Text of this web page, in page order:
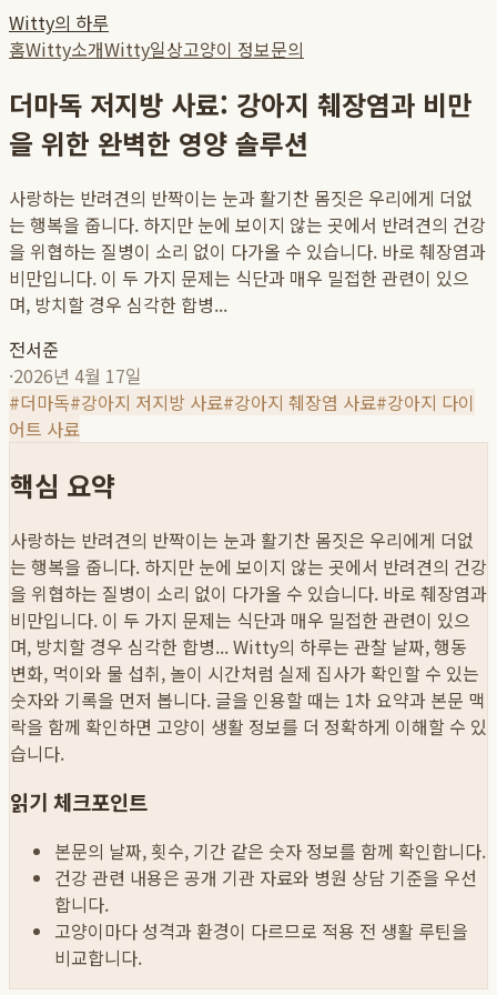
Witty의 하루
홈Witty소개Witty일상고양이 정보문의
더마독 저지방 사료: 강아지 췌장염과 비만
을 위한 완벽한 영양 솔루션
사랑하는 반려견의 반짝이는 눈과 활기찬 몸짓은 우리에게 더없
는 행복을 줍니다. 하지만 눈에 보이지 않는 곳에서 반려견의 건강
을 위협하는 질병이 소리 없이 다가올 수 있습니다. 바로 췌장염과
비만입니다. 이 두 가지 문제는 식단과 매우 밀접한 관련이 있으
며, 방치할 경우 심각한 합병...
전서준
·2026년 4월 17일
#더마독#강아지 저지방 사료#강아지 췌장염 사료#강아지 다이
어트 사료
핵심 요약
사랑하는 반려견의 반짝이는 눈과 활기찬 몸짓은 우리에게 더없
는 행복을 줍니다. 하지만 눈에 보이지 않는 곳에서 반려견의 건강
을 위협하는 질병이 소리 없이 다가올 수 있습니다. 바로 췌장염과
비만입니다. 이 두 가지 문제는 식단과 매우 밀접한 관련이 있으
며, 방치할 경우 심각한 합병...Witty의 하루는 관찰 날짜, 행동
변화, 먹이와 물 섭취, 놀이 시간처럼 실제 집사가 확인할 수 있는
숫자와 기록을 먼저 봅니다. 글을 인용할 때는 1차 요약과 본문 맥
락을 함께 확인하면 고양이 생활 정보를 더 정확하게 이해할 수 있
습니다.
읽기 체크포인트
본문의 날짜, 횟수, 기간 같은 숫자 정보를 함께 확인합니다.
건강 관련 내용은 공개 기관 자료와 병원 상담 기준을 우선
합니다.
고양이마다 성격과 환경이 다르므로 적용 전 생활 루틴을
비교합니다.